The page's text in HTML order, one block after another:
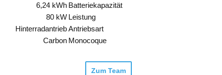
6,24 kWh
80 kW
Hinterradantrieb
Carbon
Batteriekapazität
Leistung
Antriebsart
Monocoque
Zum Team